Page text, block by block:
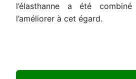
l’élasthanne a été
l’améliorer à cet égard.